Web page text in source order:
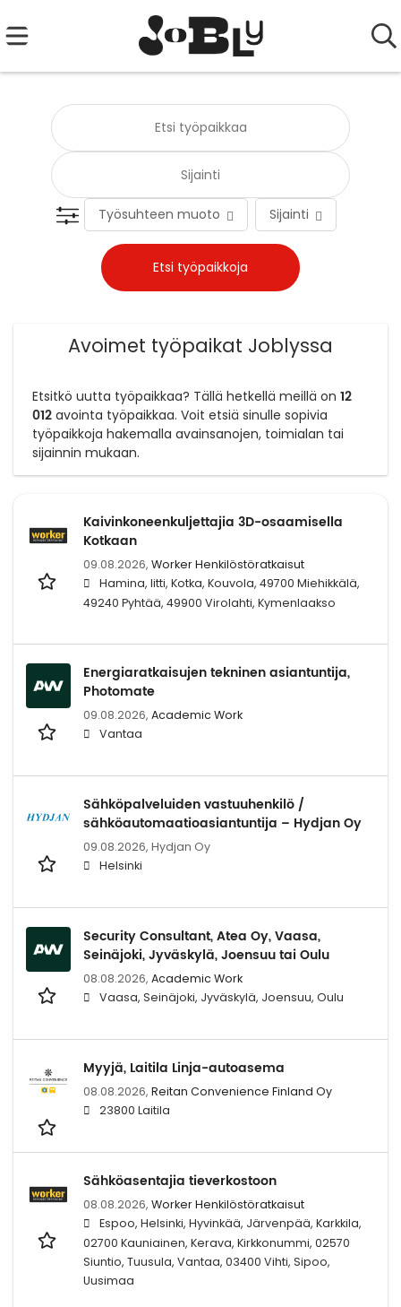
Työsuhteen muoto Sijainti
Avoimet työpaikat Joblyssa
Etsitkö uutta työpaikkaa? Tällä hetkellä meillä on 12
012 avointa työpaikkaa. Voit etsiä sinulle sopivia
työpaikkoja hakemalla avainsanojen, toimialan tai
sijainnin mukaan.
Kaivinkoneenkuljettajia 3D-osaamisella
Kotkaan
09.08.2026, Worker Henkilöstöratkaisut
Hamina, Iitti, Kotka, Kouvola, 49700 Miehikkälä,
49240 Pyhtää, 49900 Virolahti, Kymenlaakso
Energiaratkaisujen tekninen asiantuntija,
Photomate
09.08.2026, Academic Work
Vantaa
Sähköpalveluiden vastuuhenkilö /
sähköautomaatioasiantuntija – Hydjan Oy
09.08.2026, Hydjan Oy
Helsinki
Security Consultant, Atea Oy, Vaasa,
Seinäjoki, Jyväskylä, Joensuu tai Oulu
08.08.2026, Academic Work
Vaasa, Seinäjoki, Jyväskylä, Joensuu, Oulu
Myyjä, Laitila Linja-autoasema
08.08.2026, Reitan Convenience Finland Oy
23800 Laitila
Sähköasentajia tieverkostoon
08.08.2026, Worker Henkilöstöratkaisut
Espoo, Helsinki, Hyvinkää, Järvenpää, Karkkila,
02700 Kauniainen, Kerava, Kirkkonummi, 02570
Siuntio, Tuusula, Vantaa, 03400 Vihti, Sipoo,
Uusimaa